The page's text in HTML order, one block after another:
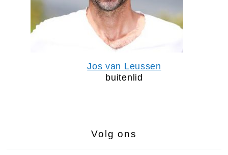
Jos van Leussen
buitenlid
Volg ons